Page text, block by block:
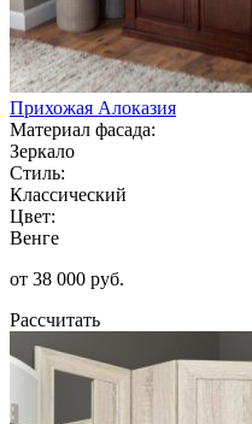
Прихожая Алоказия
Материал фасада:
Зеркало
Стиль:
Классический
Цвет:
Венге
от 38 000 руб.
Рассчитать